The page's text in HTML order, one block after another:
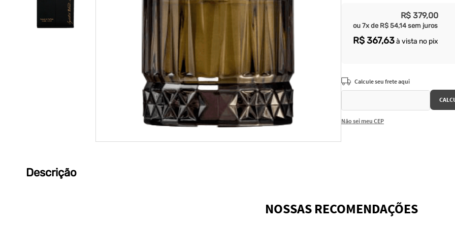
R$ 379,00
ou 7x de R$ 54,14 sem juros
R$367,63à vista no pix
Não sei meu CEP
Descrição
NOSSAS RECOMENDAÇÕES